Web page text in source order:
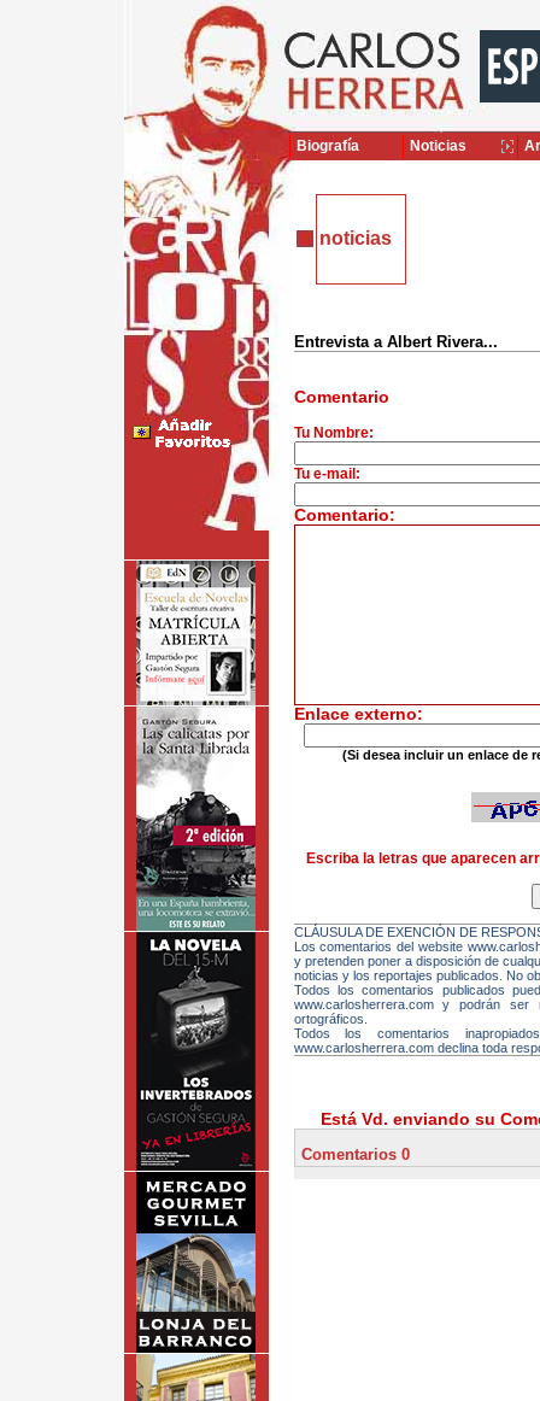
noticias
Entrevista a Albert Rivera...
Comentario
Tu Nombre:
Tu e-mail:
Comentario:
Enlace externo:
(Si desea incluir un enlace de
Escriba la letras que aparecen
CLÁUSULA DE EXENCIÓN DE
Los comentarios del website
y pretenden poner a disposición de
noticias y los reportajes publicados. No
Todos los comentarios publicados
www.carlosherrera.com y podrán
ortográficos.
Todos los comentarios
www.carlosherrera.com declina toda
Está Vd. enviando su
Comentarios 0
Biografía Noticias